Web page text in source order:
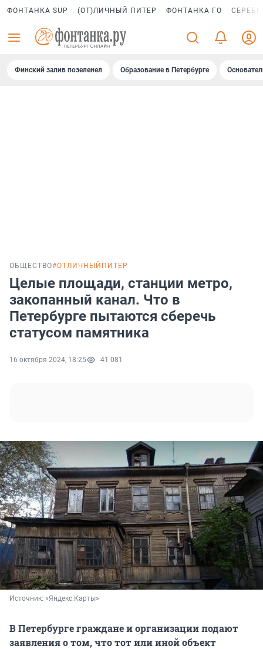
ФОНТАНКА SUP (ОТ)ЛИЧНЫЙ ПИТЕР ФОНТАНКА ГО
Финский залив позеленел Образование в Петербурге
ОБЩЕСТВО#ОТЛИЧНЫЙПИТЕР
Целые площади, станции метро,
закопанный канал. Что в
Петербурге пытаются сберечь
статусом памятника
16 октября 2024, 18:25 41 081
Источник: «Яндекс.Карты»
В Петербурге граждане и организации подают
заявления о том, что тот или иной объект